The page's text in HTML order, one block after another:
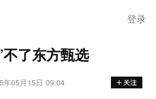
登录
了东方甄选
年05月15日 09:04